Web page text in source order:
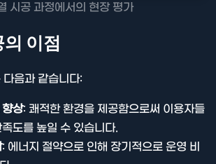
시공 과정에서의 현장 평가
이점
음과 같습니다:
상: 쾌적한 환경을 제공함으로써 이용자들
도를 높일 수 있습니다.
: 에너지 절약으로 인해 장기적으로 운영 비